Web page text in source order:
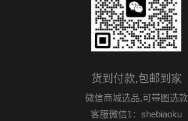
货到付款,包邮到家
微信商城选品,可带图选款
客服微信1：shebiaoku